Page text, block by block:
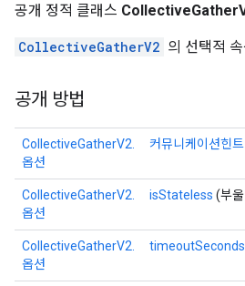
공개 정적 클래스
CollectiveGatherV2 의 선택적 속
공개 방법
CollectiveGatherV2.
옵션
커뮤니케이션힌트
CollectiveGatherV2.
옵션
isStateless (부
CollectiveGatherV2.
옵션
timeoutSeconds